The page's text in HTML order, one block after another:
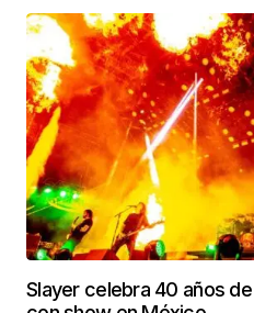
Slayer celebra 40 años de